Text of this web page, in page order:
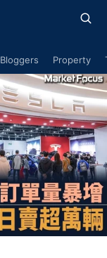
Bloggers Property